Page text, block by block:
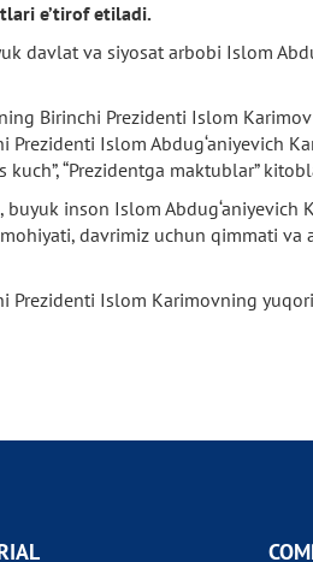
e’tirof etiladi.
davlat va siyosat arbobi Islom
Birinchi Prezidenti Islom
Prezidenti Islom Abdug‘aniyevich
“Prezidentga maktublar”
inson Islom Abdug‘aniyevich
davrimiz uchun qimmati va
Prezidenti Islom Karimovning